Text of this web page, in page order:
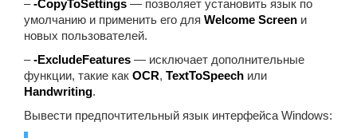
–-CopyToSettings — позволяет установить язык по
умолчанию и применить его для Welcome Screen и
новых пользователей.
–-ExcludeFeatures — исключает дополнительные
функции, такие как OCR, TextToSpeech или
Handwriting.
Вывести предпочтительный язык интерфейса Windows: